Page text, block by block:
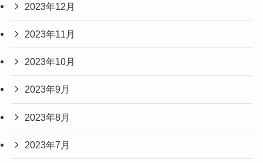
2023年12月
2023年11月
2023年10月
2023年9月
2023年8月
2023年7月